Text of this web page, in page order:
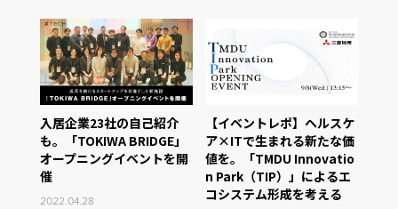
入居企業23社の自己紹介
も。「TOKIWA BRIDGE」
オープニングイベントを開
催
2022.04.28
【イベントレポ】ヘルスケ
ア×ITで生まれる新たな価
値を。「TMDU Innovatio
n Park（TIP）」によるエ
コシステム形成を考える